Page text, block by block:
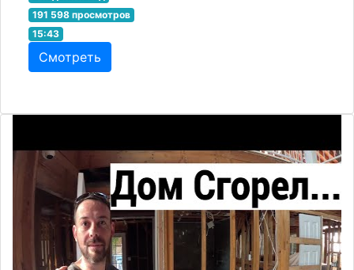
191 598 просмотров
15:43
Смотреть